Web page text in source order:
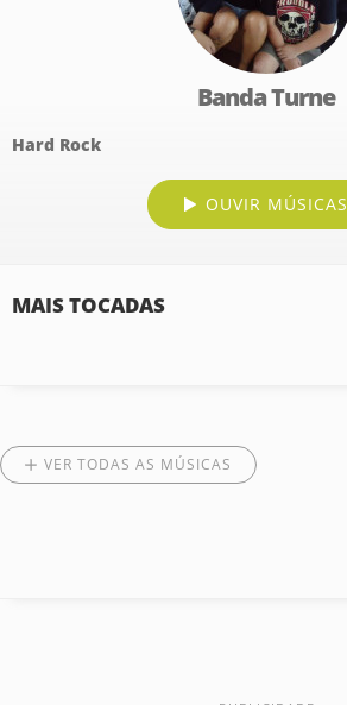
Banda Turne
Hard Rock
OUVIR MÚSICAS
MAIS TOCADAS
VER TODAS AS MÚSICAS